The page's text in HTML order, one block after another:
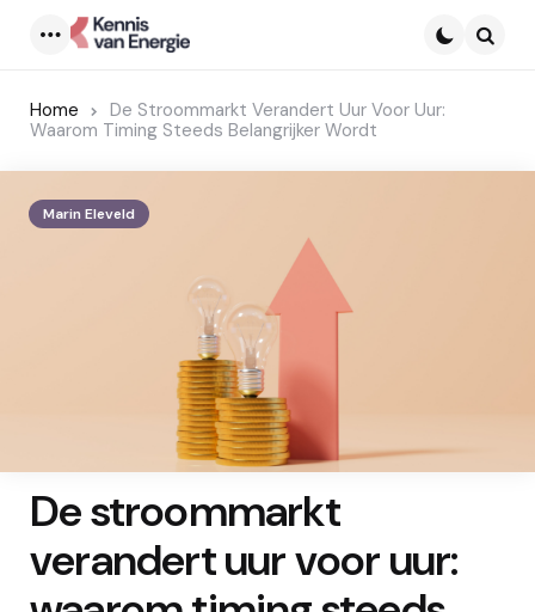
Home
De Stroommarkt Verandert Uur Voor Uur:
Waarom Timing Steeds Belangrijker Wordt
Marin Eleveld
De stroommarkt
verandert uur voor uur: